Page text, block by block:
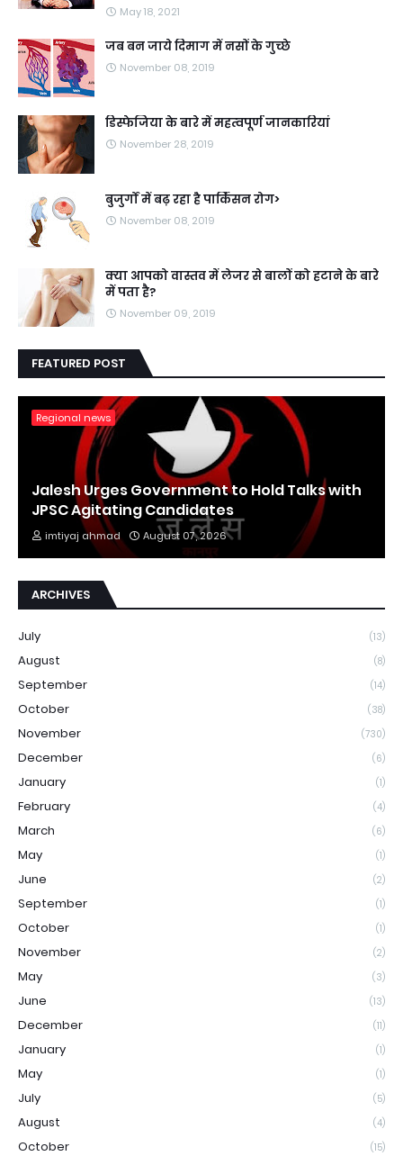
May 18, 2021
जब बन जाये दिमाग में नसों के गुच्छे
November 08, 2019
डिस्फेजिया के बारे में महत्वपूर्ण जानकारियां
November 28, 2019
बुजुर्गों में बढ़ रहा है पार्किंसन रोग>
November 08, 2019
क्या आपको वास्तव में लेजर से बालों को हटाने के बारे
में पता है?
November 09, 2019
FEATURED POST
Regional news
Jalesh Urges Government to Hold Talks with
JPSC Agitating Candidates
imtiyaj ahmad August 07, 2026
ARCHIVES
July (13)
August (8)
September (14)
October (38)
November (730)
December (6)
January (1)
February (4)
March (6)
May (1)
June (2)
September (1)
October (1)
November (2)
May (3)
June (13)
December (11)
January (1)
May (1)
July (5)
August (4)
October (15)